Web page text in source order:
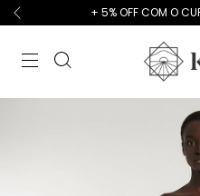
+ 5% OFF COM O